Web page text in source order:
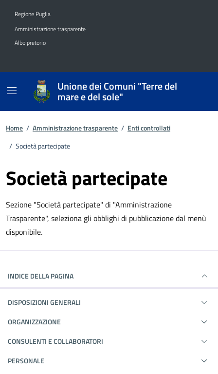
Regione Puglia
Amministrazione trasparente
Albo pretorio
Unione dei Comuni "Terre del
mare e del sole"
Home / Amministrazione trasparente / Enti controllati
/ Società partecipate
Società partecipate
Sezione "Società partecipate" di "Amministrazione
Trasparente", seleziona gli obblighi di pubblicazione dal menù
disponibile.
INDICE DELLA PAGINA
DISPOSIZIONI GENERALI
ORGANIZZAZIONE
CONSULENTI E COLLABORATORI
PERSONALE